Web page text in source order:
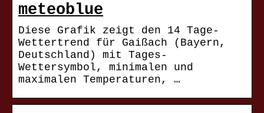
meteoblue
Diese Grafik zeigt den 14 Tage-
Wettertrend für Gaißach (Bayern,
Deutschland) mit Tages-
Wettersymbol, minimalen und
maximalen Temperaturen, …